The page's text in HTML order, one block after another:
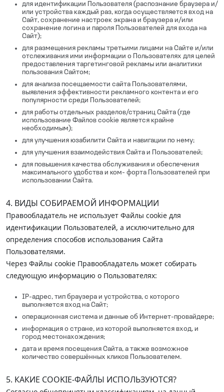
для идентификации Пользователя (распознание браузера и/
или устройства каждый раз, когда осуществляется вход на
Сайт, сохранение настроек экрана и браузера и/или
сохранение логина и пароля Пользователей для входа на
Сайт);
для размещения рекламы третьими лицами на Сайте и/или
отслеживания ими информации о Пользователях для целей
предоставления таргетинговой рекламы или аналитики
пользования Сайтом;
для анализа посещаемости сайта Пользователями,
выявления эффективности рекламного контента и его
популярности среди Пользователей;
для работы отдельных разделов/страниц Сайта (где
использование Файлов cookie является крайне
необходимым);
для улучшения юзабилити Сайта и навигации по нему;
для улучшения взаимодействия Сайта и Пользователей;
для повышения качества обслуживания и обеспечения
максимального удобства и ком- форта Пользователей при
использовании Сайта.
4. ВИДЫ СОБИРАЕМОЙ ИНФОРМАЦИИ
Правообладатель не использует Файлы cookie для
идентификации Пользователей, а исключительно для
определения способов использования Сайта
Пользователями.
Через Файлы cookie Правообладатель может собирать
следующую информацию о Пользователях:
IP-адрес, тип браузера и устройства, с которого
выполняется вход на Сайт;
операционная система и данные об Интернет-провайдере;
информация о стране, из которой выполняется вход, и
город местонахождения;
дата и время посещения Сайта, а также возможное
количество совершённых кликов Пользователем.
5. КАКИЕ COOKIE-ФАЙЛЫ ИСПОЛЬЗУЮТСЯ?